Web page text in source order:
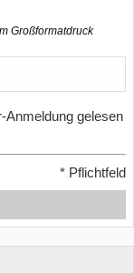
Großformatdruck
Anmeldung gelesen
* Pflichtfeld